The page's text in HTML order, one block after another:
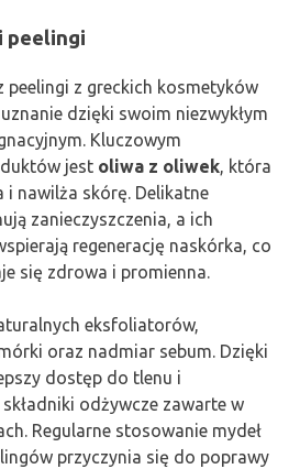
peelingi
peelingi z greckich kosmetyków
dzięki swoim niezwykłym
Kluczowym
jest oliwa z oliwek, która
i nawilża skórę. Delikatne
zanieczyszczenia, a ich
regenerację naskórka, co
się zdrowa i promienna.
eksfoliatorów,
oraz nadmiar sebum. Dzięki
dostęp do tlenu i
odżywcze zawarte w
Regularne stosowanie mydeł
przyczynia się do poprawy